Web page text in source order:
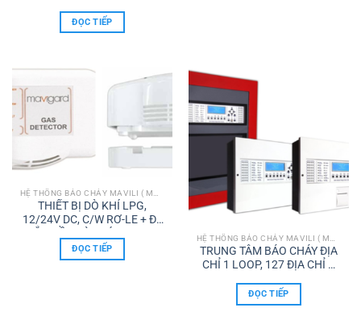
ĐỌC TIẾP
THIẾT BỊ DÒ KHÍ LPG,
12/24V DC, C/W RƠ-LE + ĐẾ
ĐỌC TIẾP
TRUNG TÂM BÁO CHÁY ĐỊA
CHỈ 1 LOOP, 127 ĐỊA CHỈ –
ĐỌC TIẾP